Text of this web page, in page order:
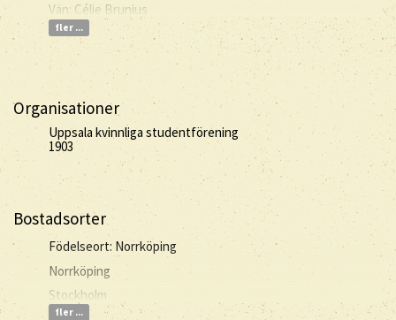
Vän: Célie Brunius
fler ...
Organisationer
Uppsala kvinnliga studentförening
1903
Bostadsorter
Födelseort: Norrköping
Norrköping
Stockholm
fler ...